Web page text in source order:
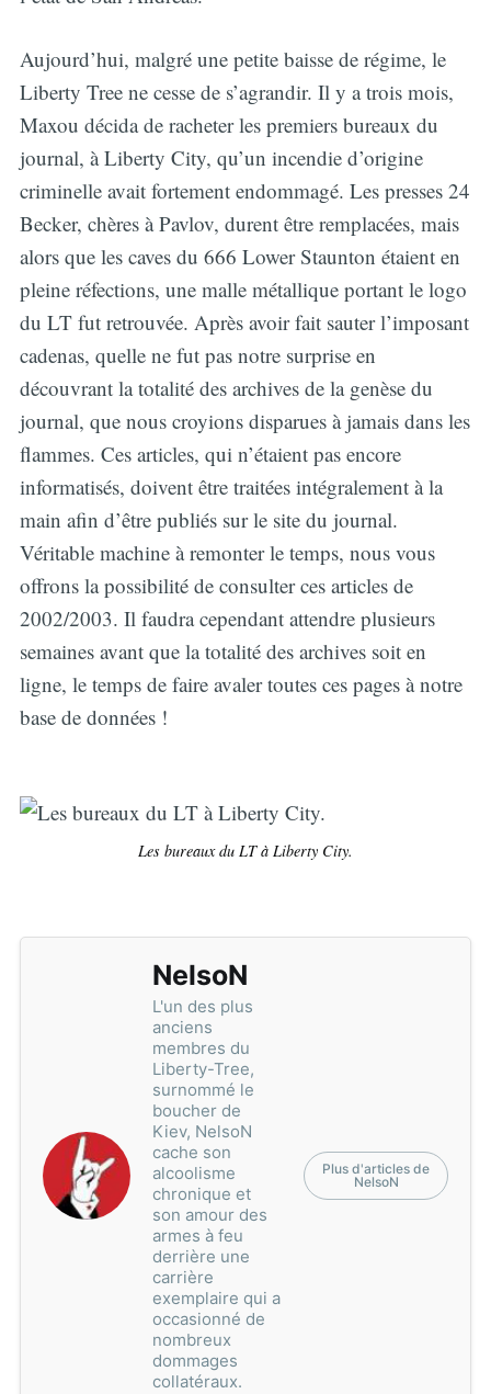
Aujourd’hui, malgré une petite baisse de régime, le
Liberty Tree ne cesse de s’agrandir. Il y a trois mois,
Maxou décida de racheter les premiers bureaux du
journal, à Liberty City, qu’un incendie d’origine
criminelle avait fortement endommagé. Les presses 24
Becker, chères à Pavlov, durent être remplacées, mais
alors que les caves du 666 Lower Staunton étaient en
pleine réfections, une malle métallique portant le logo
du LT fut retrouvée. Après avoir fait sauter l’imposant
cadenas, quelle ne fut pas notre surprise en
découvrant la totalité des archives de la genèse du
journal, que nous croyions disparues à jamais dans les
flammes. Ces articles, qui n’étaient pas encore
informatisés, doivent être traitées intégralement à la
main afin d’être publiés sur le site du journal.
Véritable machine à remonter le temps, nous vous
offrons la possibilité de consulter ces articles de
2002/2003. Il faudra cependant attendre plusieurs
semaines avant que la totalité des archives soit en
ligne, le temps de faire avaler toutes ces pages à notre
base de données !
Les bureaux du LT à Liberty City.
NelsoN
L'un des plus
anciens
membres du
Liberty-Tree,
surnommé le
boucher de
Kiev, NelsoN
cache son
alcoolisme
chronique et
son amour des
armes à feu
derrière une
carrière
exemplaire qui a
occasionné de
nombreux
dommages
collatéraux.
Plus d'articles de
NelsoN